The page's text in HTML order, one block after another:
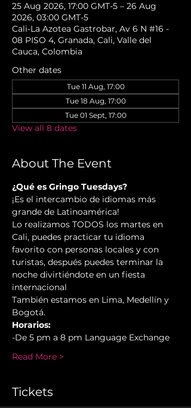
25 Aug 2026, 17:00 GMT-5 – 26 Aug
2026, 03:00 GMT-5
Cali-La Azotea Gastrobar, Av 6 N #16 -
08 PISO 4, Granada, Cali, Valle del
Cauca, Colombia
Other dates
Tue 11 Aug, 17:00
Tue 18 Aug, 17:00
Tue 01 Sept, 17:00
View all 8 dates
About The Event
¿Qué es Gringo Tuesdays?
¡Es el intercambio de idiomas más
grande de Latinoamérica!
Lo realizamos TODOS los martes en
Cali, puedes practicar tu idioma
favorito con personas locales y con
turistas, después puedes terminar la
noche divirtiéndote en un fiesta
internacional
También estamos en Lima, Medellín y
Bogotá.
Horarios:
-De 5 pm a 8 pm Language Exchange
Read More >
Tickets